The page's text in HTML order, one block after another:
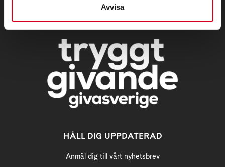
Avvisa
HÅLL DIG UPPDATERAD
Anmäl dig till vårt nyhetsbrev